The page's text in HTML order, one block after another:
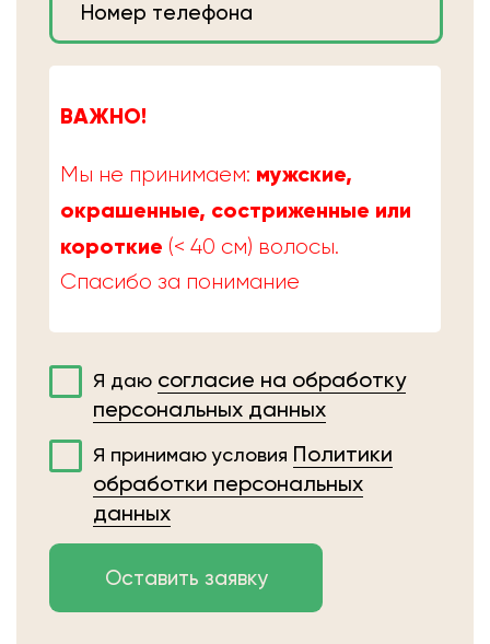
ВАЖНО!
Мы не принимаем: мужские,
окрашенные, состриженные или
короткие (< 40 см) волосы.
Спасибо за понимание
Я даю согласие на обработку
персональных данных
Я принимаю условия Политики
обработки персональных
данных